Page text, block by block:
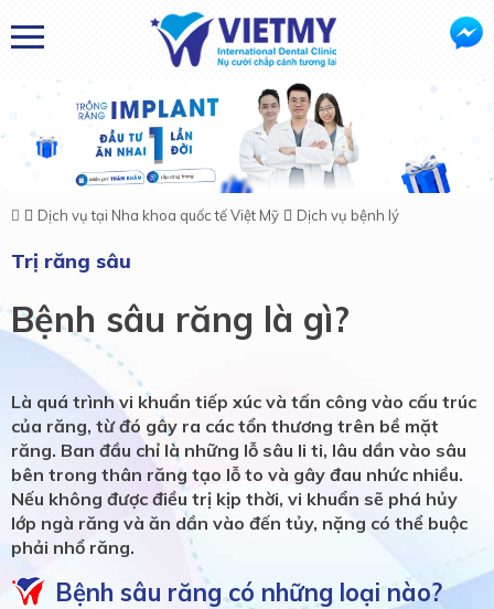
Dịch vụ tại Nha khoa quốc tế Việt Mỹ Dịch vụ bệnh lý
Trị răng sâu
Bệnh sâu răng là gì?
Là quá trình vi khuẩn tiếp xúc và tấn công vào cấu trúc
của răng, từ đó gây ra các tổn thương trên bề mặt
răng. Ban đầu chỉ là những lỗ sâu li ti, lâu dần vào sâu
bên trong thân răng tạo lỗ to và gây đau nhức nhiều.
Nếu không được điều trị kịp thời, vi khuẩn sẽ phá hủy
lớp ngà răng và ăn dần vào đến tủy, nặng có thể buộc
phải nhổ răng.
Bệnh sâu răng có những loại nào?